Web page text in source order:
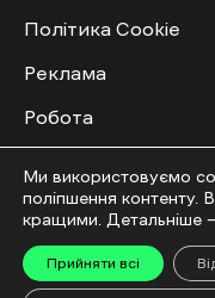
Політика Cookie
Реклама
Робота
Всі теми
Публічний договір
Ми використовуємо
поліпшення контенту.
кращими. Детальніше
Прийняти всі